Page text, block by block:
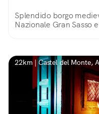
Splendido borgo
Nazionale Gran Sasso
22km | Castel del Monte,